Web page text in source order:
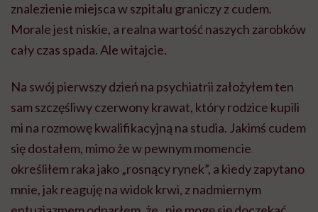
znalezienie miejsca w szpitalu graniczy z cudem.
Morale jest niskie, a realna wartość naszych zarobków
cały czas spada. Ale witajcie.
Na swój pierwszy dzień na psychiatrii założyłem ten
sam szczęśliwy czerwony krawat, który rodzice kupili
mi na rozmowę kwalifikacyjną na studia. Jakimś cudem
się dostałem, mimo że w pewnym momencie
określiłem raka jako „rosnący rynek”, a kiedy zapytano
mnie, jak reaguję na widok krwi, z nadmiernym